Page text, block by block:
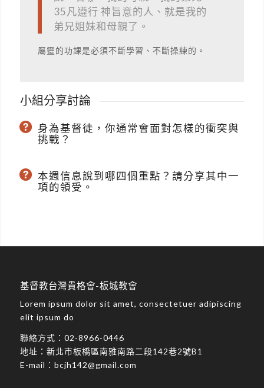
35凡遵行 神旨意的人、就是我的
弟兄姐妹和母親了。
屬靈的功課是必須不斷學習、不斷操練的。
小組分享討論
身為基督徒，你通常會面對怎樣的衝突與
挑戰？
本週信息說到哪四個重點？請分享其中一
項的領受。
基督教台灣貴格會-板城教會
Lorem ipsum dolor sit amet, consectetuer adipiscing
elit ipsum do
聯絡方式： 02-8966-0446
地址： 新北市板橋區南雅南路二段142巷2號B1
E-mail： bcjh142@gmail.com